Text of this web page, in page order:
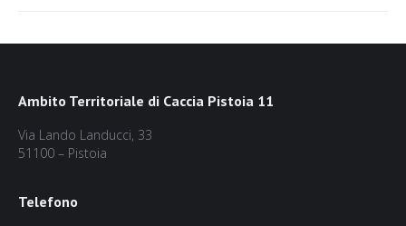
Ambito Territoriale di Caccia Pistoia 11
Via Lando Landucci, 33
51100 – Pistoia
Telefono